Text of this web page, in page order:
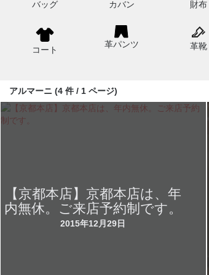
バッグ カバン 財布
コート
革パンツ 革靴
アルマーニ (4 件 / 1 ページ)
【京都本店】京都本店は、年
内無休。ご来店予約制です。
2015年12月29日